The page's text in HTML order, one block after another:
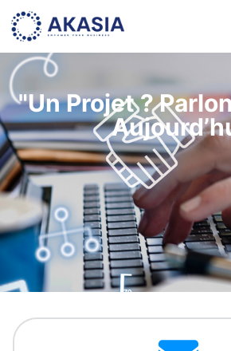
"Un Projet ?